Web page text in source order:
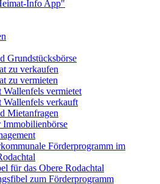
Info App"
Grundstücksbörse
zu verkaufen
zu vermieten
Wallenfels vermietet
Wallenfels verkauft
Mietanfragen
Immobilienbörse
Förderprogramm im
für das Obere Rodachtal
zum Förderprogramm